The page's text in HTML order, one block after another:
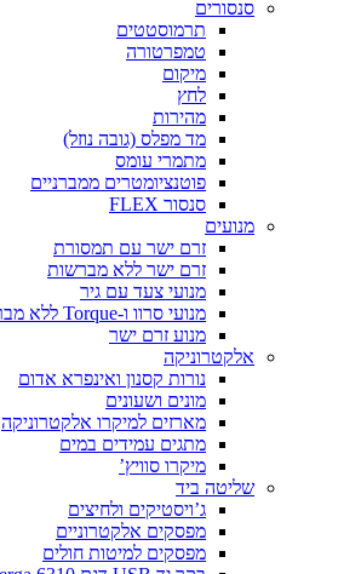
סנסורים
תרמוסטטים
טמפרטורה
מיקום
לחץ
מהירות
מד מפלס (גובה נוזל)
מתמרי עומס
פוטנציומטרים ממברניים
סנסור FLEX
מנועים
זרם ישר עם תמסורת
זרם ישר ללא מברשות
מנועי צעד עם גיר
מנועי סרוו ו-Torque ללא מברשות
מנוע זרם ישר
אלקטרוניקה
נורות קסנון ואינפרא אדום
מונים ושעונים
מארזים למיקרו אלקטרוניקה
מתגים עמידים במים
מיקרו סוויץ’
שליטה ביד
ג’ויסטיקים ולחיצים
מפסקים אלקטרוניים
מפסקים למיטות חולים